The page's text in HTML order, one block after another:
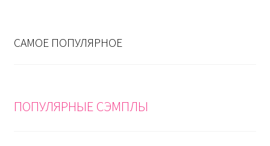
САМОЕ ПОПУЛЯРНОЕ
ПОПУЛЯРНЫЕ СЭМПЛЫ